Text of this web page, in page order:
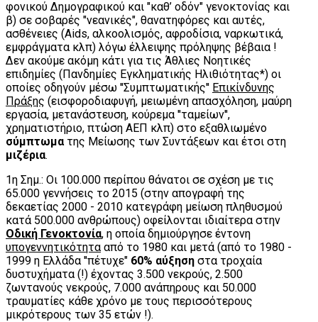
φονικού Δημογραφικού και "καθ’ οδόν" γενοκτονίας και
β) σε σοβαρές "νεανικές", θανατηφόρες και αυτές,
ασθένειες (Aids, αλκοολισμός, αφροδίσια, ναρκωτικά,
εμφράγματα κλπ) λόγω έλλειψης πρόληψης βέβαια !
Δεν ακούμε ακόμη κάτι για τις Άθλιες Νοητικές
επιδημίες (Πανδημίες Εγκληματικής Ηλιθιότητας*) οι
οποίες οδηγούν μέσω ''Συμπτωματικής'' Επικίνδυνης
Πράξης (εισφοροδιαφυγή, μειωμένη απασχόληση, μαύρη
εργασία, μετανάστευση, κούρεμα ''ταμείων'',
χρηματιστήριο, πτώση ΑΕΠ κλπ) στο εξαθλιωμένο
σύμπτωματης Μείωσης των Συντάξεων και έτσι στη
μιζέρια.
1η Σημ.: Οι 100.000 περίπου θάνατοι σε σχέση με τις
65.000 γεννήσεις το 2015 (στην απογραφή της
δεκαετίας 2000 - 2010 κατεγράφη μείωση πληθυσμού
κατά 500.000 ανθρώπους) οφείλονται ιδιαίτερα στην
Οδική Γενοκτονία, η οποία δημιούργησε έντονη
υπογεννητικότητααπό το 1980 και μετά (από το 1980 -
1999 η Ελλάδα ''πέτυχε" 60% αύξηση στα τροχαία
δυστυχήματα (!) έχοντας 3.500 νεκρούς, 2.500
ζωντανούς νεκρούς, 7.000 ανάπηρους και 50.000
τραυματίες κάθε χρόνο με τους περισσότερους
μικρότερους των 35 ετών !).